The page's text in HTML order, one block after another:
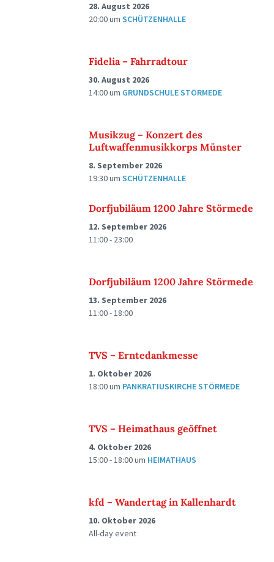
28. August 2026
20:00um SCHÜTZENHALLE
Fidelia – Fahrradtour
30. August 2026
14:00um GRUNDSCHULE STÖRMEDE
Musikzug – Konzert des
Luftwaffenmusikkorps Münster
8. September 2026
19:30um SCHÜTZENHALLE
Dorfjubiläum 1200 Jahre Störmede
12. September 2026
11:00 - 23:00
Dorfjubiläum 1200 Jahre Störmede
13. September 2026
11:00 - 18:00
TVS – Erntedankmesse
1. Oktober 2026
18:00um PANKRATIUSKIRCHE STÖRMEDE
TVS – Heimathaus geöffnet
4. Oktober 2026
15:00 - 18:00um HEIMATHAUS
kfd – Wandertag in Kallenhardt
10. Oktober 2026
All-day event